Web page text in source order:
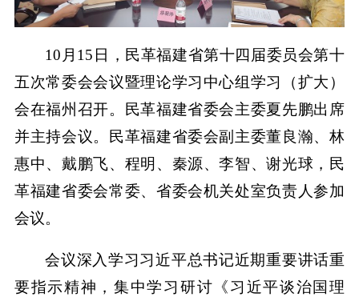
10月15日，民革福建省第十四届委员会第十
五次常委会会议暨理论学习中心组学习（扩大）
会在福州召开。民革福建省委会主委夏先鹏出席
并主持会议。民革福建省委会副主委董良瀚、林
惠中、戴鹏飞、程明、秦源、李智、谢光球，民
革福建省委会常委、省委会机关处室负责人参加
会议。
会议深入学习习近平总书记近期重要讲话重
要指示精神，集中学习研讨《习近平谈治国理